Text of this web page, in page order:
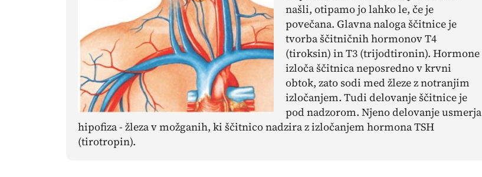
našli, otipamo jo lahko le, če je
povečana. Glavna naloga ščitnice je
tvorba ščitničnih hormonov T4
(tiroksin) in T3 (trijodtironin). Hormone
izloča ščitnica neposredno v krvni
obtok, zato sodi med žleze z notranjim
izločanjem. Tudi delovanje ščitnice je
pod nadzorom. Njeno delovanje usmerja
hipofiza - žleza v možganih, ki ščitnico nadzira z izločanjem hormona TSH
(tirotropin).